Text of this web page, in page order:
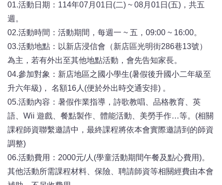
01.活動日期：114年07月01日(二) ~ 08月01日(五)，共五
週。
02.活動時間：活動期間，每週一 ~ 五，09:00 ~ 16:00。
03.活動地點：以新店浸信會（新店區光明街286巷13號）
為主，若有外出至其他地點活動，會先告知家長。
04.參加對象：新店地區之國小學生(暑假後升國小二年級至
升六年級)， 名額16人(便於外出時交通安排) 。
05.活動內容：暑假作業指導，詩歌教唱、品格教育、英
語、Wii 遊戲、餐點製作、體能活動、美勞手作…等。(相關
課程師資聯繫邀請中，最終課程將依本會實際邀請到的師資
調整)
06.活動費用：2000元/人(學童活動期間午餐及點心費用)。
其他活動所需課程材料、保險、聘請師資等相關經費由本會